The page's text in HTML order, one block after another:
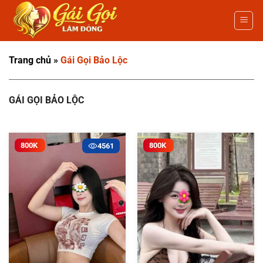
qua
Trang chủ » Gái Gọi Bảo Lộc
GÁI GỌI BẢO LỘC
4561
800K 800K